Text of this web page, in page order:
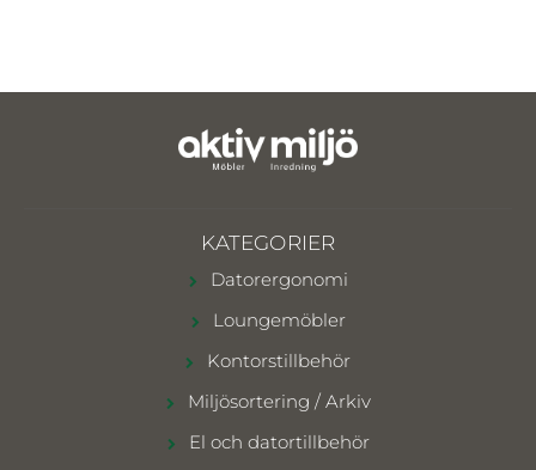
KATEGORIER
Datorergonomi
Loungemöbler
Kontorstillbehör
Miljösortering / Arkiv
El och datortillbehör